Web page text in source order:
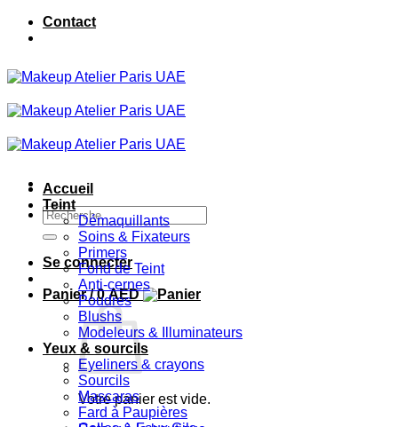
PasserContact
Recherche
pour :
Se connecter
Panier /0AED
Votre panier est vide.
Accueil
Teint
Démaquillants
Soins & Fixateurs
Primers
Fond de Teint
Anti-cernes
Poudres
Blushs
Modeleurs & Illuminateurs
Yeux & sourcils
Eyeliners & crayons
Sourcils
Mascaras
Fard à Paupières